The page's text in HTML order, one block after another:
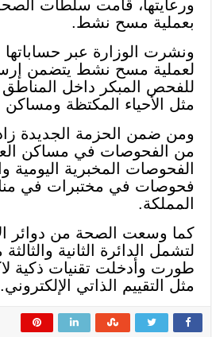
ورعايتها، قامت سلطات
بعملية مسح نشط.
ونشرت الوزارة عبر حساباتها
لعملية مسح نشط يتضمن
للفحص المبكر داخل المناطق
مثل الأحياء المكتظة ومساكن
ومن ضمن الحزمة الجديدة
من الفحوصات في مساكن
الفحوصات المخبرية اليومية
فحوصات في مختبرات في
المملكة.
كما وسعت الصحة من دوائر
لتشمل الدائرة الثانية
طورت وأدخلت تقنيات ذكية
مثل التقييم الذاتي الإلكتروني.